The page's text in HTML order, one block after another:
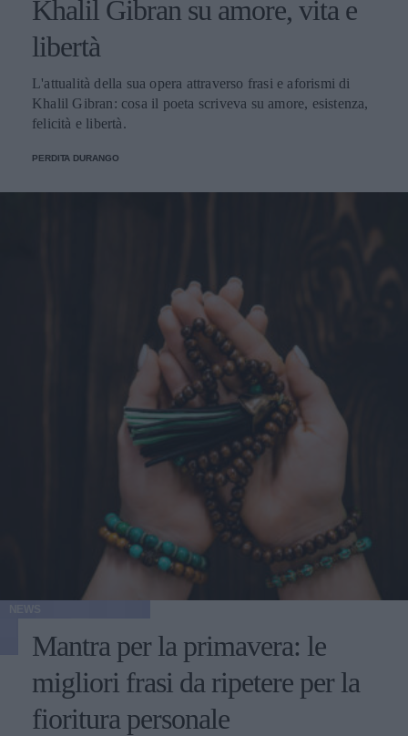
Khalil Gibran su amore, vita e
libertà
L'attualità della sua opera attraverso frasi e aforismi di
Khalil Gibran: cosa il poeta scriveva su amore, esistenza,
felicità e libertà.
PERDITA DURANGO
Mantra per la primavera: le
migliori frasi da ripetere per la
fioritura personale